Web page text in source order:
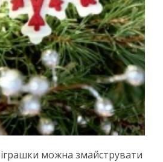
іграшки можна змайструвати